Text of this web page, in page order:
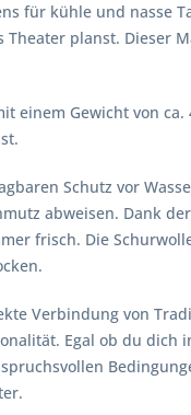
für kühle und nasse
planst. Dieser
einem Gewicht von
Schutz vor
abweisen. Dank
frisch. Die
Verbindung von
Egal ob du